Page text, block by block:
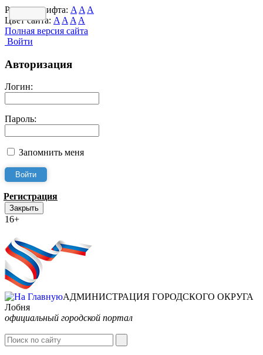
Размер шрифта: A A A
Цвет сайта: A A A A
Полная версия сайта
Войти
Авторизация
Логин:
Пароль:
Запомнить меня
Регистрация
Закрыть
16+
АДМИНИСТРАЦИЯ ГОРОДСКОГО ОКРУГА
Лобня
официальный городской портал